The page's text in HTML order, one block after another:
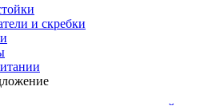
и скребки